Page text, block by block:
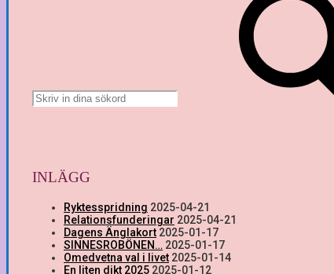
INLÄGG
Ryktesspridning 2025-04-21
Relationsfunderingar 2025-04-21
Dagens Änglakort 2025-01-17
SINNESROBÖNEN… 2025-01-17
Omedvetna val i livet 2025-01-14
En liten dikt 2025 2025-01-12